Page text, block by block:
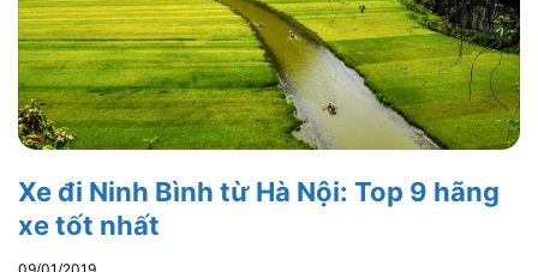
Xe đi Ninh Bình từ Hà Nội: Top 9 hãng
xe tốt nhất